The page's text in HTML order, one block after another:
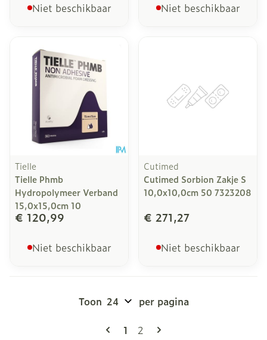
Niet beschikbaar Niet beschikbaar
Tielle
Tielle Phmb
Hydropolymeer Verband
15,0x15,0cm 10
€ 120,99
Niet beschikbaar
Cutimed
Cutimed Sorbion Zakje S
10,0x10,0cm 50 7323208
€ 271,27
Niet beschikbaar
Pagina's
U lees momenteel pagina
1 Pagina
2
Toon per pagina